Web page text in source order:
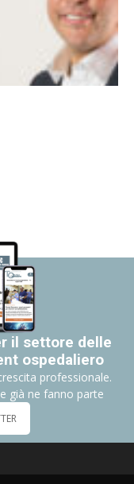
il settore delle
ospedaliero
professionale.
già ne fanno parte